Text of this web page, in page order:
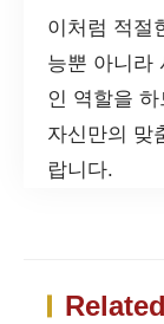
이처럼 적절
능뿐 아니라
인 역할을
자신만의 맞
랍니다.